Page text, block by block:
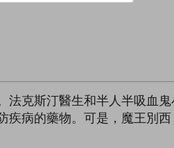
克斯汀醫生和半人半吸血
疾病的藥物。可是，魔王別